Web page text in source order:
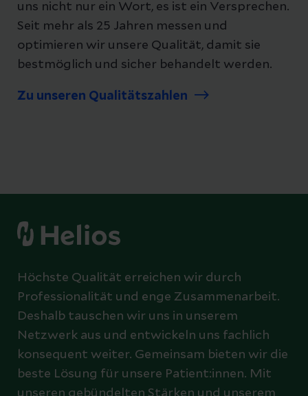
uns nicht nur ein Wort, es ist ein Versprechen.
Seit mehr als 25 Jahren messen und
optimieren wir unsere Qualität, damit sie
bestmöglich und sicher behandelt werden.
Zu unseren Qualitätszahlen
Höchste Qualität erreichen wir durch
Professionalität und enge Zusammenarbeit.
Deshalb tauschen wir uns in unserem
Netzwerk aus und entwickeln uns fachlich
konsequent weiter. Gemeinsam bieten wir die
beste Lösung für unsere Patient:innen. Mit
unseren gebündelten Stärken und unserem